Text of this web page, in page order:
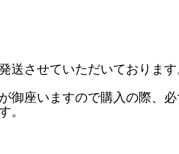
させていただいております
御座いますので購入の際、
。